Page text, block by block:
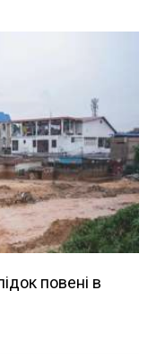
повені в